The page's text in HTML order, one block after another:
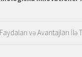
və Avantajları İlə